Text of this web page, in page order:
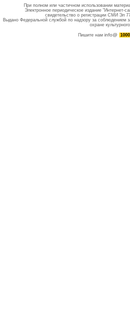
При полном или частичном использовании
Электронное периодическое издание "Интернет-
свидетельство о регистрации СМИ Эл
Выдано Федеральной службой по надзору за соблюдением
охране
Пишите намinfo@